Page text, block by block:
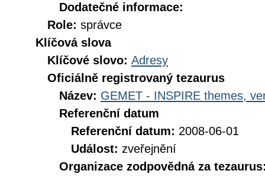
Dodatečné informace:
Role: správce
Klíčová slova
Klíčové slovo: Adresy
Oficiálně registrovaný tezaurus
Název: GEMET - INSPIRE themes,
Referenční datum
Referenční datum: 2008-06-01
Událost: zveřejnění
Organizace zodpovědná za